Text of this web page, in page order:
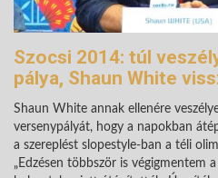
Szocsi 2014: túl
pálya, Shaun White
Shaun White annak ellenére
versenypályát, hogy a napokban
a szereplést slopestyle-ban a téli
„Edzésen többször is végigmentem